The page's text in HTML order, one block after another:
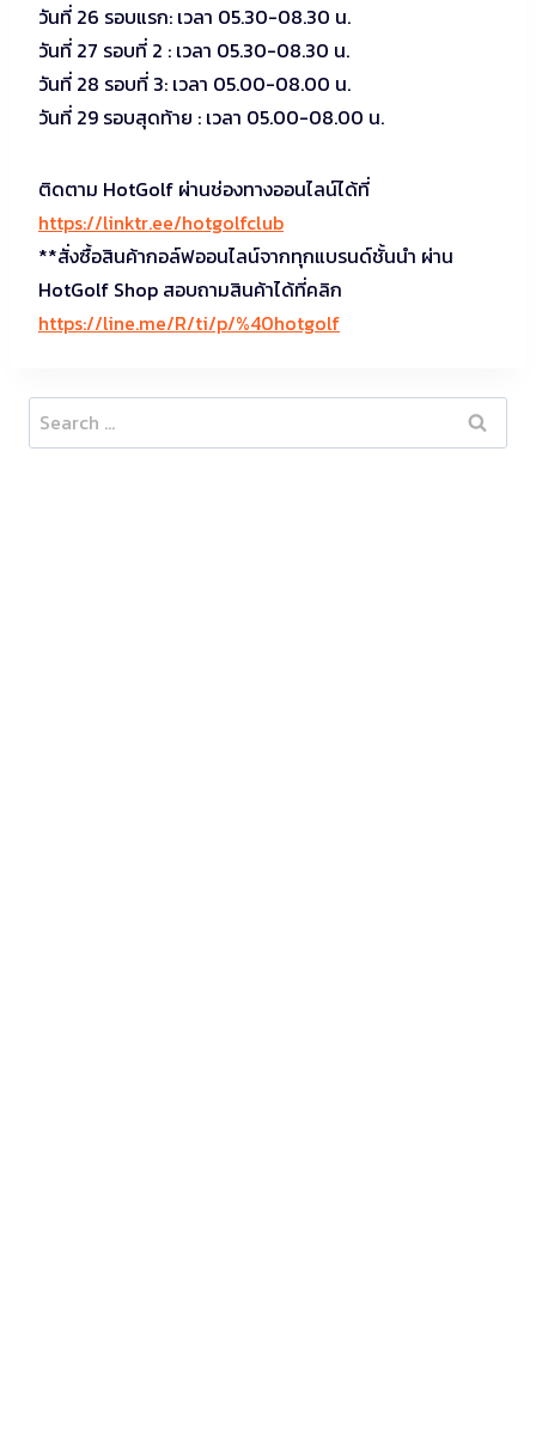
วันที่ 26 รอบแรก: เวลา 05.30-08.30 น.
วันที่ 27 รอบที่ 2 : เวลา 05.30-08.30 น.
วันที่ 28 รอบที่ 3: เวลา 05.00-08.00 น.
วันที่ 29 รอบสุดท้าย : เวลา 05.00-08.00 น.
ติดตาม HotGolf ผ่านช่องทางออนไลน์ได้ที่
https://linktr.ee/hotgolfclub
**สั่งซื้อสินค้ากอล์ฟออนไลน์จากทุกแบรนด์ชั้นนำ ผ่าน
HotGolf Shop สอบถามสินค้าได้ที่คลิก
https://line.me/R/ti/p/%40hotgolf
Search
for: